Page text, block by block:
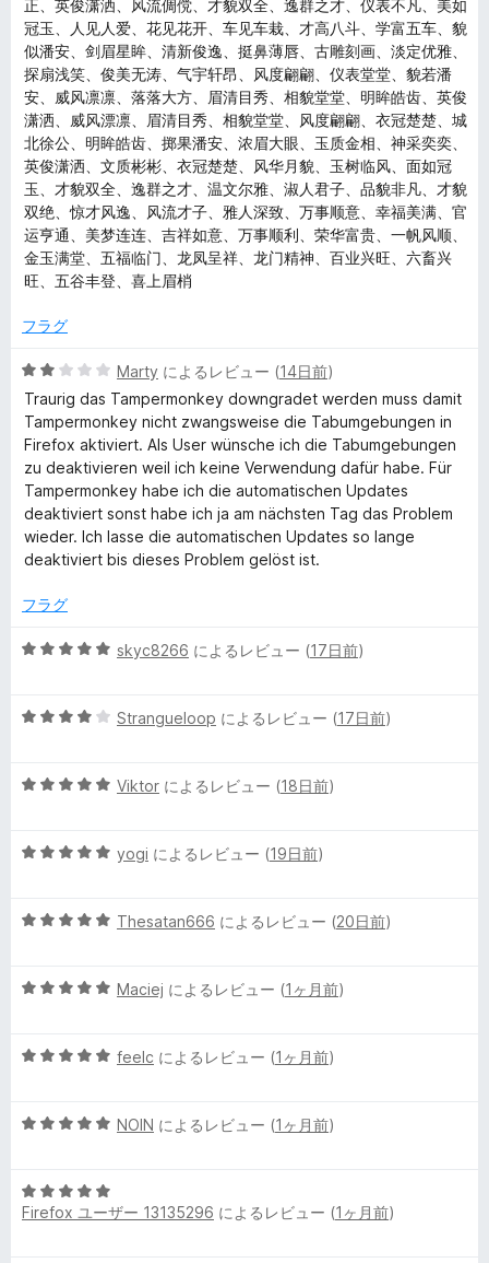
正、英俊潇洒、风流倜傥、才貌双全、逸群之才、仪表不凡、美如
冠玉、人见人爱、花见花开、车见车栽、才高八斗、学富五车、貌
似潘安、剑眉星眸、清新俊逸、挺鼻薄唇、古雕刻画、淡定优雅、
探扇浅笑、俊美无涛、气宇轩昂、风度翩翩、仪表堂堂、貌若潘
安、威风凛凛、落落大方、眉清目秀、相貌堂堂、明眸皓齿、英俊
潇洒、威风漂凛、眉清目秀、相貌堂堂、风度翩翩、衣冠楚楚、城
北徐公、明眸皓齿、掷果潘安、浓眉大眼、玉质金相、神采奕奕、
英俊潇洒、文质彬彬、衣冠楚楚、风华月貌、玉树临风、面如冠
玉、才貌双全、逸群之才、温文尔雅、淑人君子、品貌非凡、才貌
双绝、惊才风逸、风流才子、雅人深致、万事顺意、幸福美满、官
运亨通、美梦连连、吉祥如意、万事顺利、荣华富贵、一帆风顺、
金玉满堂、五福临门、龙凤呈祥、龙门精神、百业兴旺、六畜兴
旺、五谷丰登、喜上眉梢
フラグ
5
段
階
中
2
の
評
価
Marty によるレビュー (14日前)
Traurig das Tampermonkey downgradet werden muss damit
Tampermonkey nicht zwangsweise die Tabumgebungen in
Firefox aktiviert. Als User wünsche ich die Tabumgebungen
zu deaktivieren weil ich keine Verwendung dafür habe. Für
Tampermonkey habe ich die automatischen Updates
deaktiviert sonst habe ich ja am nächsten Tag das Problem
wieder. Ich lasse die automatischen Updates so lange
deaktiviert bis dieses Problem gelöst ist.
フラグ
5
中
評
skyc8266 によるレビュー (17日前)
5
中
評
Strangueloop によるレビュー (17日前)
5
中
評
Viktor によるレビュー (18日前)
5
中
評
yogi によるレビュー (19日前)
5
中
評
Thesatan666 によるレビュー (20日前)
5
中
評
Maciej によるレビュー (1ヶ月前)
5
中
評
価
feelc によるレビュー (1ヶ月前)
5
中
5
NOIN によるレビュー (1ヶ月前)
5
段
Firefox ユーザー 13135296 によるレビュー (1ヶ月前)